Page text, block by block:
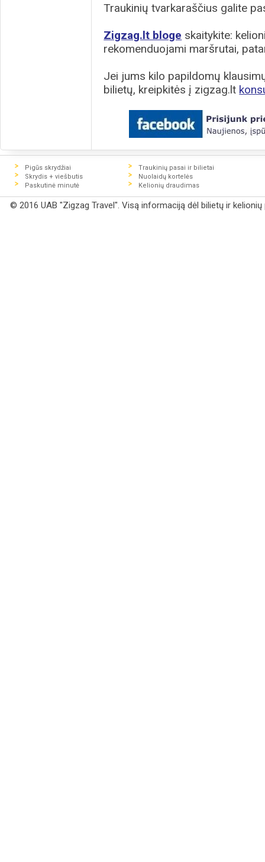
Traukinių tvarkaraščius galite
Zigzag.lt bloge skaitykite:
rekomenduojami maršrutai,
Jei jums kilo papildomų
bilietų, kreipkitės į zigzag.lt
Pigūs skrydžiai
Skrydis + viešbutis
Paskutinė minutė
Traukinių pasai ir bilietai
Nuolaidų kortelės
Kelionių draudimas
© 2016 UAB "Zigzag Travel". Visą informaciją dėl bilietų ir